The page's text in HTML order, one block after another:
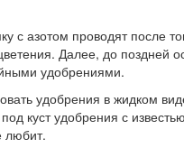
с азотом проводят после
Далее, до поздней
удобрениями.
удобрения в жидком
куст удобрения с
любит.